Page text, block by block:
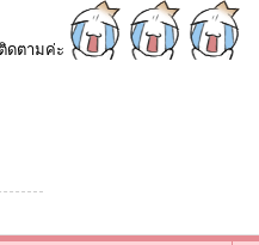
ดตามค่ะ